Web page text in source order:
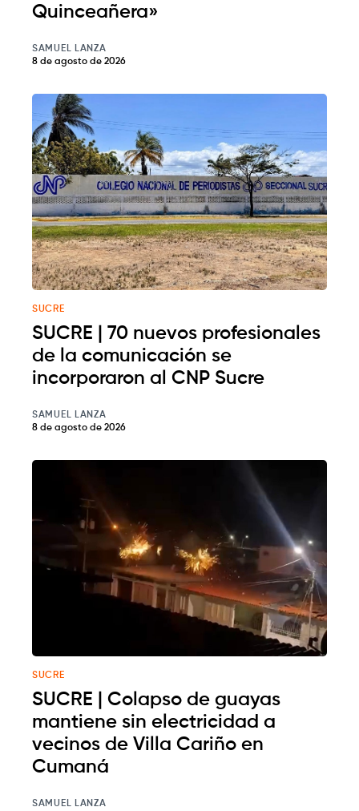
Quinceañera»
SAMUEL LANZA
8 de agosto de 2026
SUCRE
SUCRE | 70 nuevos profesionales
de la comunicación se
incorporaron al CNP Sucre
SAMUEL LANZA
8 de agosto de 2026
SUCRE
SUCRE | Colapso de guayas
mantiene sin electricidad a
vecinos de Villa Cariño en
Cumaná
SAMUEL LANZA